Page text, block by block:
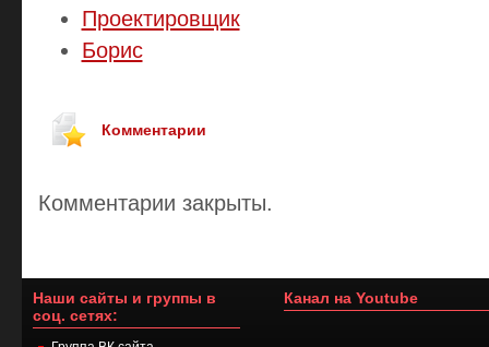
Проектировщик
Борис
Комментарии
Комментарии закрыты.
Наши сайты и группы в
соц. сетях:
Канал на Youtube